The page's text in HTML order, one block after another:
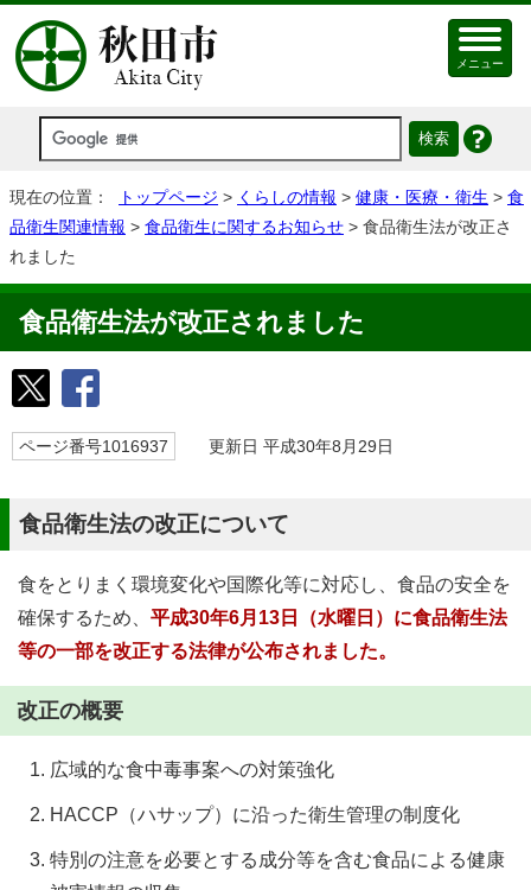
メニュー
現在の位置： トップページ > くらしの情報 > 健康・医療・衛生 > 食
品衛生関連情報 > 食品衛生に関するお知らせ > 食品衛生法が改正さ
れました
食品衛生法が改正されました
ページ番号1016937 更新日 平成30年8月29日
食品衛生法の改正について
食をとりまく環境変化や国際化等に対応し、食品の安全を
確保するため、 平成30年6月13日（水曜日）に食品衛生法
等の一部を改正する法律が公布されました。
改正の概要
広域的な食中毒事案への対策強化
HACCP（ハサップ）に沿った衛生管理の制度化
特別の注意を必要とする成分等を含む食品による健康